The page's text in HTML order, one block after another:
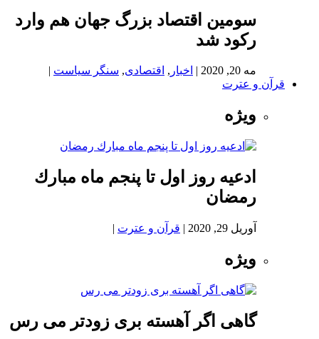
سومین اقتصاد بزرگ جهان هم وارد
رکود شد
مه 20, 2020 | اخبار , اقتصادی, سنگر سیاست |
قرآن و عترت
ویژه
ادعيه روز اول تا پنجم ماه مبارك
رمضان
آوریل 29, 2020 | قرآن و عترت |
ویژه
گاهی اگر آهسته بری زودتر می رس